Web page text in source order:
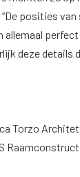
posities
deze details
Torzo